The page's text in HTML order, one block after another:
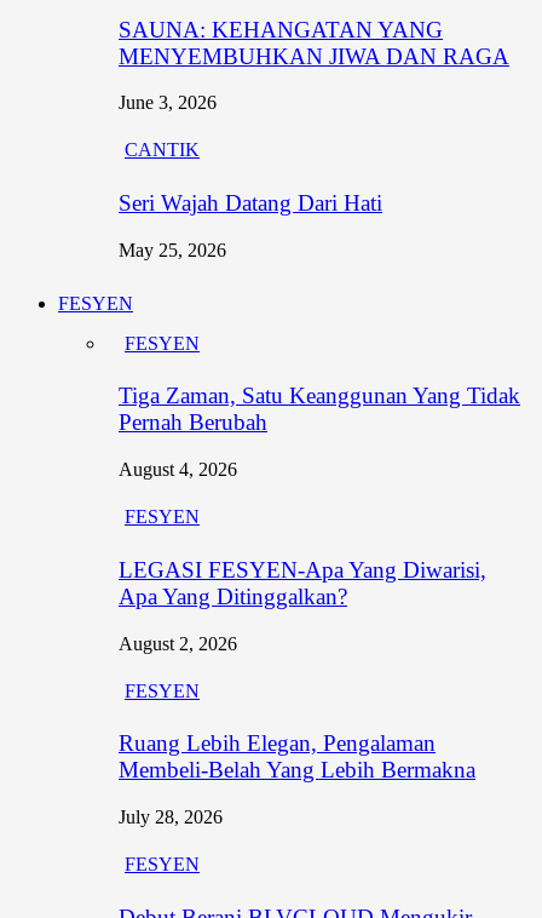
SAUNA: KEHANGATAN YANG
MENYEMBUHKAN JIWA DAN RAGA
June 3, 2026
CANTIK
Seri Wajah Datang Dari Hati
May 25, 2026
FESYEN
FESYEN
Tiga Zaman, Satu Keanggunan Yang Tidak
Pernah Berubah
August 4, 2026
FESYEN
LEGASI FESYEN-Apa Yang Diwarisi,
Apa Yang Ditinggalkan?
August 2, 2026
FESYEN
Ruang Lebih Elegan, Pengalaman
Membeli-Belah Yang Lebih Bermakna
July 28, 2026
FESYEN